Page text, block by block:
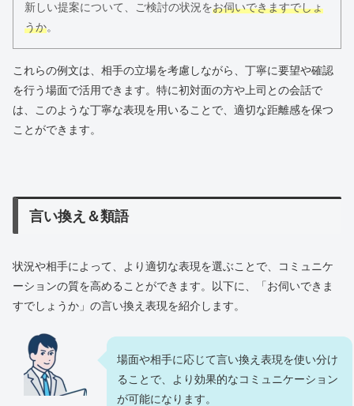
新しい提案について、ご検討の状況をお伺いできますでしょ
うか。
これらの例文は、相手の立場を考慮しながら、丁寧に要望や確認
を行う場面で活用できます。特に初対面の方や上司との会話で
は、このような丁寧な表現を用いることで、適切な距離感を保つ
ことができます。
言い換え＆類語
状況や相手によって、より適切な表現を選ぶことで、コミュニケ
ーションの質を高めることができます。以下に、「お伺いできま
すでしょうか」の言い換え表現を紹介します。
場面や相手に応じて言い換え表現を使い分け
ることで、より効果的なコミュニケーション
が可能になります。